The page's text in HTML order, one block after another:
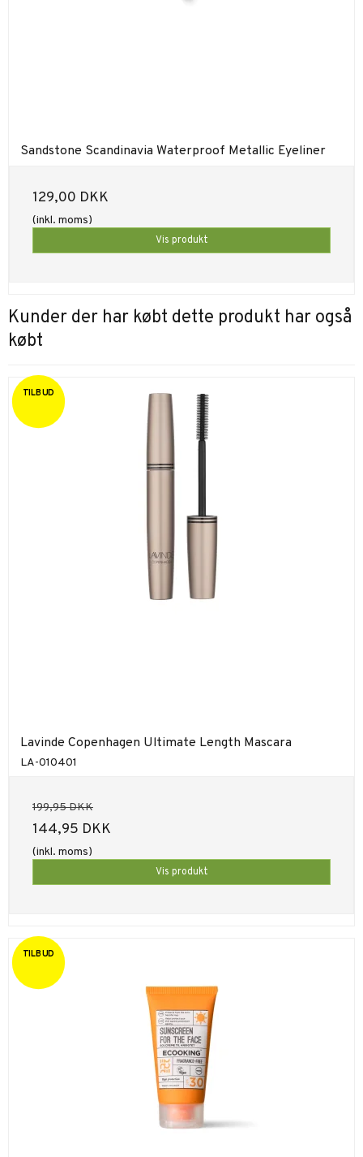
Sandstone Scandinavia Waterproof Metallic Eyeliner
129,00 DKK
(inkl. moms)
Vis produkt
Kunder der har købt dette produkt har også
købt
TILBUD
Lavinde Copenhagen Ultimate Length Mascara
LA-010401
199,95 DKK
144,95 DKK
(inkl. moms)
Vis produkt
TILBUD